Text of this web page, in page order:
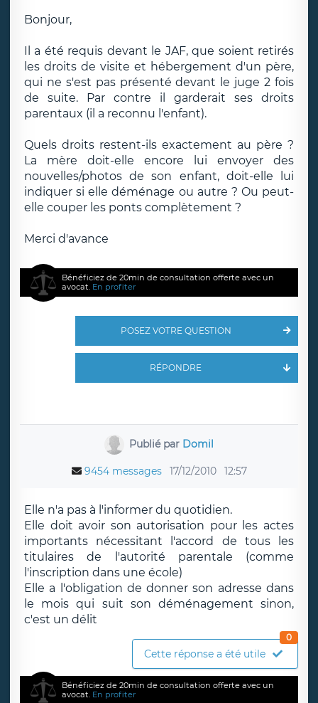
Bonjour,
Il a été requis devant le JAF, que soient retirés
les droits de visite et hébergement d'un père,
qui ne s'est pas présenté devant le juge 2 fois
de suite. Par contre il garderait ses droits
parentaux (il a reconnu l'enfant).
Quels droits restent-ils exactement au père ?
La mère doit-elle encore lui envoyer des
nouvelles/photos de son enfant, doit-elle lui
indiquer si elle déménage ou autre ? Ou peut-
elle couper les ponts complètement ?
Merci d'avance
Bénéficiez de 20min de consultation offerte avec un
avocat. En profiter
POSEZ VOTRE QUESTION
RÉPONDRE
Publié par Domil
9454 messages 17/12/2010 12:57
Elle n'a pas à l'informer du quotidien.
Elle doit avoir son autorisation pour les actes
importants nécessitant l'accord de tous les
titulaires de l'autorité parentale (comme
l'inscription dans une école)
Elle a l'obligation de donner son adresse dans
le mois qui suit son déménagement sinon,
c'est un délit
Cette réponse a été utile
0
Bénéficiez de 20min de consultation offerte avec un
avocat. En profiter